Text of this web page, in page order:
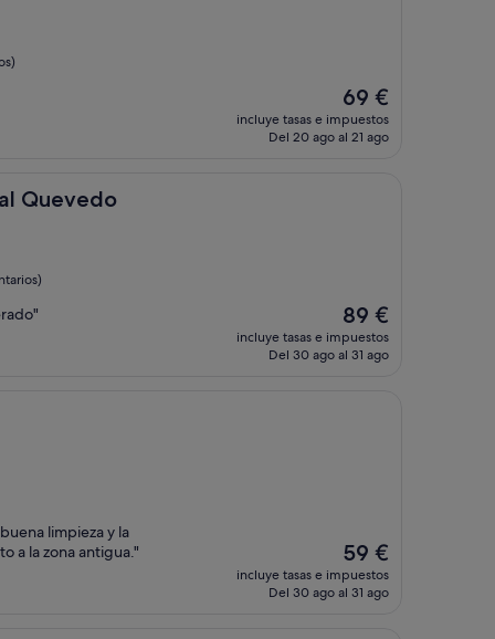
El
precio
actual
69 €
incluye tasas e impuestos
Del 20 ago al 21 ago
Quevedo
El
precio
actual
89 €
incluye tasas e impuestos
Del 30 ago al 31 ago
limpieza y la
a la zona antigua."
El
precio
actual
59 €
incluye tasas e impuestos
Del 30 ago al 31 ago